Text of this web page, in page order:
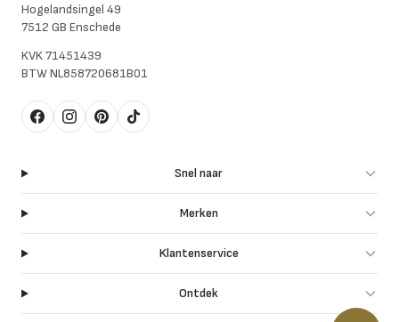
Hogelandsingel 49
7512 GB Enschede
KVK71451439
BTWNL858720681B01
FacebookInstagram
Pinterest
TikTok
Snel naar
Merken
Klantenservice
Ontdek